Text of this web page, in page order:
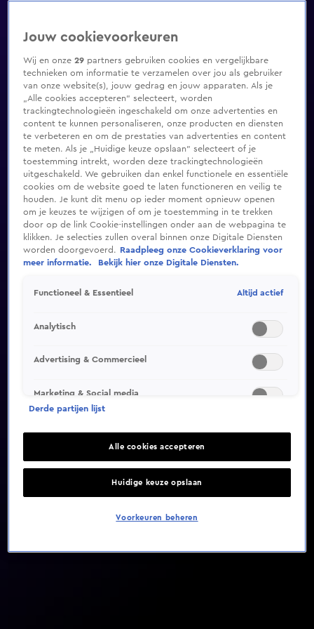
Video helaas niet gevonden
Jouw cookievoorkeuren
Wij en onze29 partners gebruiken cookies en vergelijkbare
technieken om informatie te verzamelen over jou als gebruiker
van onze website(s), jouw gedrag en jouw apparaten. Als je
„Alle cookies accepteren” selecteert, worden
trackingtechnologieën ingeschakeld om onze advertenties en
content te kunnen personaliseren, onze producten en diensten
te verbeteren en om de prestaties van advertenties en content
te meten. Als je „Huidige keuze opslaan” selecteert of je
toestemming intrekt, worden deze trackingtechnologieën
uitgeschakeld. We gebruiken dan enkel functionele en essentiële
cookies om de website goed te laten functioneren en veilig te
houden. Je kunt dit menu op ieder moment opnieuw openen
om je keuzes te wijzigen of om je toestemming in te trekken
door op de link Cookie-instellingen onder aan de webpagina te
klikken. Je selecties zullen overal binnen onze Digitale Diensten
worden doorgevoerd.
Raadpleeg onze Cookieverklaring voor
meer informatie.
Bekijk hier onze Digitale Diensten.
Functioneel & Essentieel Altijd actief
Analytisch
Advertising & Commercieel
Marketing & Social media
Derde partijen lijst
Alle cookies accepteren
Huidige keuze opslaan
Voorkeuren beheren